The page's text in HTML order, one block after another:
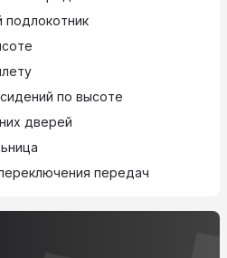
по высоте
дверей
передач